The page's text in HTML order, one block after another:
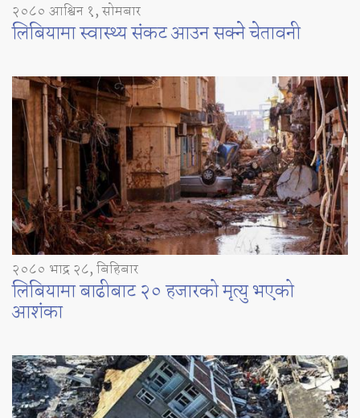
२०८० आश्विन १, सोमबार
लिबियामा स्वास्थ्य संकट आउन सक्ने चेतावनी
२०८० भाद्र २८, बिहिबार
लिबियामा बाढीबाट २० हजारको मृत्यु भएको
आशंका